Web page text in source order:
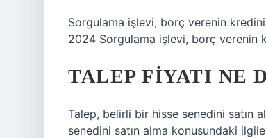
Sorgulama işlevi, borç verenin
2024 Sorgulama işlevi, borç verenin
TALEP FIYATI NE
Talep, belirli bir hisse senedini satın
senedini satın alma konusundaki